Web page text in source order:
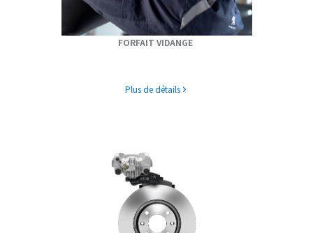
FORFAIT VIDANGE
Plus de détails